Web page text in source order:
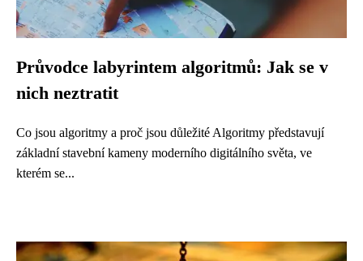
Průvodce labyrintem algoritmů: Jak se v
nich neztratit
Co jsou algoritmy a proč jsou důležité Algoritmy představují
základní stavební kameny moderního digitálního světa, ve
kterém se...